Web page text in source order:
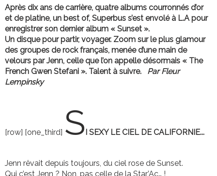
Après dix ans de carrière, quatre albums courronnés d’or
et de platine, un best of, Superbus s’est envolé à L.A pour
enregistrer son dernier album « Sunset ».
Un disque pour partir, voyager. Zoom sur le plus glamour
des groupes de rock français, menée d’une main de
velours par Jenn, celle que l’on appelle désormais « The
French Gwen Stefani ». Talent à suivre.
Par Fleur
Lempinsky
[row] [one_third] S I SEXY LE CIEL DE CALIFORNIE...
Jenn rêvait depuis toujours, du ciel rose de Sunset.
Qui c’est Jenn ? Non, pas celle de la Star’Ac… !